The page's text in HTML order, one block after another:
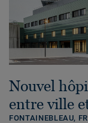
Nouvel
entre ville
FONTAINEBLEAU,